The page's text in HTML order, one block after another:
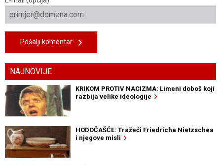
Pošalji komentar
NAJNOVIJE
KRIKOM PROTIV NACIZMA: Limeni doboš koji
razbija velike ideologije
HODOČAŠĆE: Tražeći Friedricha Nietzschea
i njegove misli